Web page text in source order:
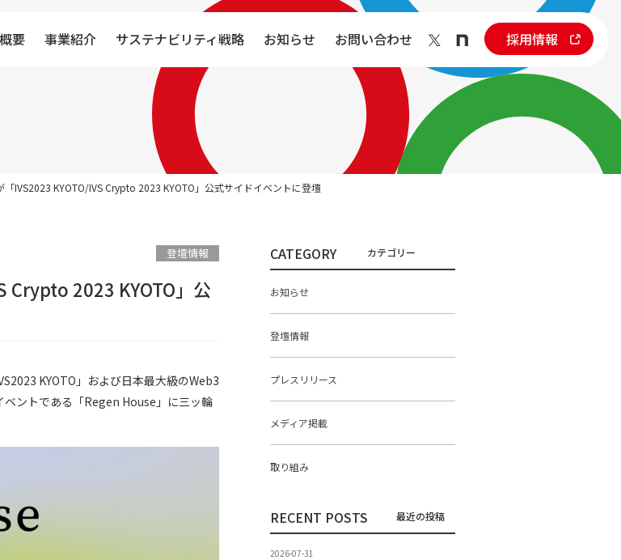
要 事業紹介 サステナビリティ戦略 お知らせ お問い合わせ 採用情報
「IVS2023 KYOTO/IVS Crypto 2023 KYOTO」公式サイドイベントに登壇
登壇情報
Crypto 2023 KYOTO」公
KYOTO」および日本最大級のWeb3
ントである「Regen House」に三ッ輪
CATEGORY
お知らせ
登壇情報
プレスリリース
メディア掲載
取り組み
RECENT POSTS
2026-07-31